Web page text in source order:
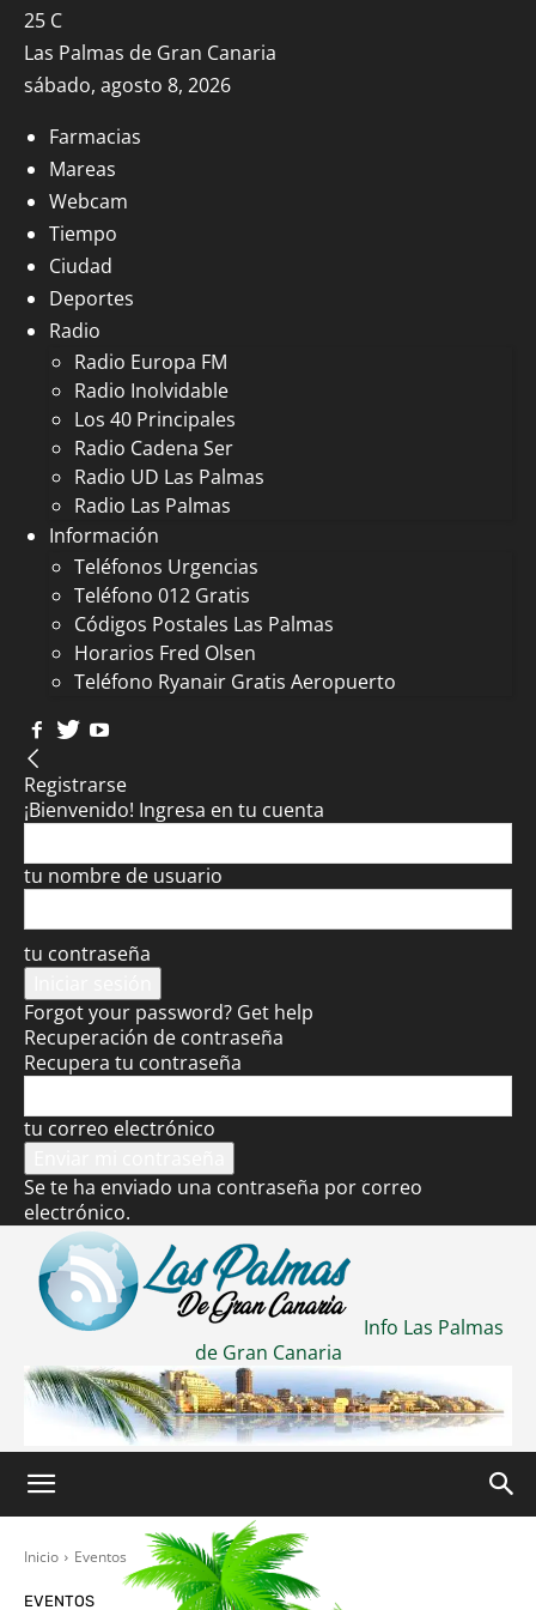
25 C
Las Palmas de Gran Canaria
sábado, agosto 8, 2026
Farmacias
Mareas
Webcam
Tiempo
Ciudad
Deportes
Radio
Radio Europa FM
Radio Inolvidable
Los 40 Principales
Radio Cadena Ser
Radio UD Las Palmas
Radio Las Palmas
Información
Teléfonos Urgencias
Teléfono 012 Gratis
Códigos Postales Las Palmas
Horarios Fred Olsen
Teléfono Ryanair Gratis Aeropuerto
Registrarse
¡Bienvenido! Ingresa en tu cuenta
tu nombre de usuario
tu contraseña
Forgot your password? Get help
Recuperación de contraseña
Recupera tu contraseña
tu correo electrónico
Se te ha enviado una contraseña por correo
electrónico.
Info Las Palmas
de Gran Canaria
Inicio Eventos
EVENTOS